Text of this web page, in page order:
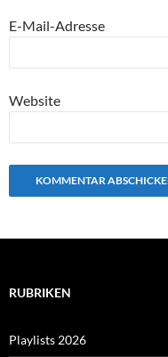
E-Mail-Adresse
Website
RUBRIKEN
Playlists 2026